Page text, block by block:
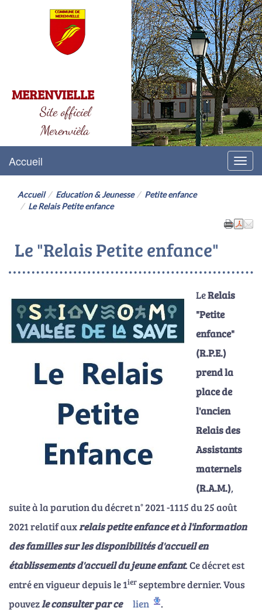
MERENVIELLE
Site officiel
Merenvièla
Menu
Accueil
Accueil Education & Jeunesse
Petite enfance
Le Relais Petite enfance
Le "Relais Petite enfance"
LeRelais
"Petite
enfance"
(R.P.E.)
prend la
place de
l'ancien
Relais des
Assistants
maternels
(R.A.M.),
suite à la parution du décret n° 2021 -1115 du 25 août
2021 relatif auxrelais petite enfance et à l'information
des familles sur les disponibilités d'accueil en
établissements d'accueil du jeune enfant. Ce décret est
entré en vigueur depuis le 1ierseptembre dernier. Vous
pouvezle consulter par ce lien
.